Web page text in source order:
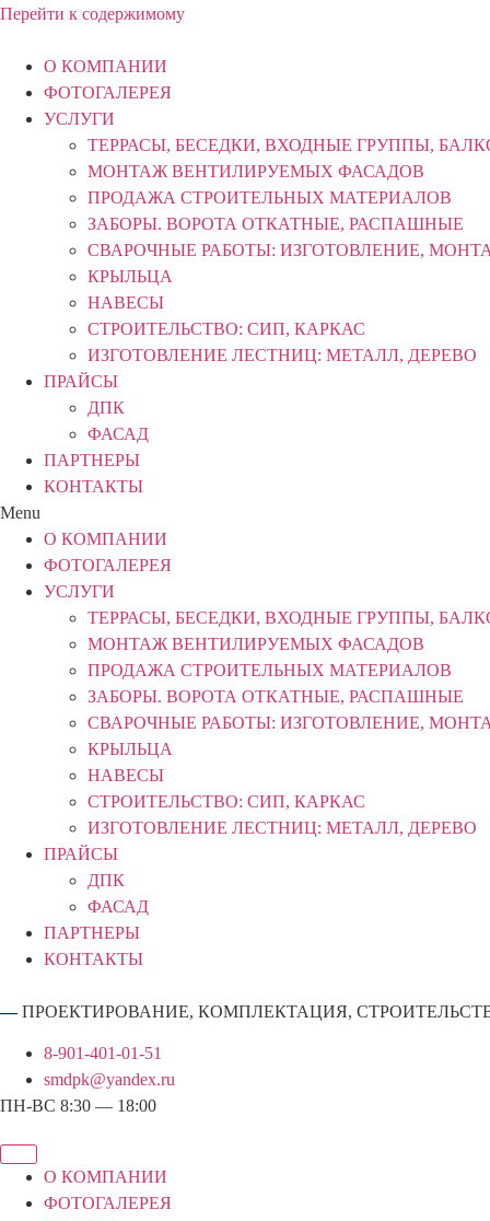
Перейти к содержимому
О КОМПАНИИ
ФОТОГАЛЕРЕЯ
УСЛУГИ
ТЕРРАСЫ, БЕСЕДКИ, ВХОДНЫЕ ГРУППЫ,
МОНТАЖ ВЕНТИЛИРУЕМЫХ ФАСАДОВ
ПРОДАЖА СТРОИТЕЛЬНЫХ МАТЕРИАЛОВ
ЗАБОРЫ. ВОРОТА ОТКАТНЫЕ, РАСПАШНЫЕ
СВАРОЧНЫЕ РАБОТЫ: ИЗГОТОВЛЕНИЕ,
КРЫЛЬЦА
НАВЕСЫ
СТРОИТЕЛЬСТВО: СИП, КАРКАС
ИЗГОТОВЛЕНИЕ ЛЕСТНИЦ: МЕТАЛЛ, ДЕРЕВО
ПРАЙСЫ
ДПК
ФАСАД
ПАРТНЕРЫ
КОНТАКТЫ
Menu
О КОМПАНИИ
ФОТОГАЛЕРЕЯ
УСЛУГИ
ТЕРРАСЫ, БЕСЕДКИ, ВХОДНЫЕ ГРУППЫ,
МОНТАЖ ВЕНТИЛИРУЕМЫХ ФАСАДОВ
ПРОДАЖА СТРОИТЕЛЬНЫХ МАТЕРИАЛОВ
ЗАБОРЫ. ВОРОТА ОТКАТНЫЕ, РАСПАШНЫЕ
СВАРОЧНЫЕ РАБОТЫ: ИЗГОТОВЛЕНИЕ,
КРЫЛЬЦА
НАВЕСЫ
СТРОИТЕЛЬСТВО: СИП, КАРКАС
ИЗГОТОВЛЕНИЕ ЛЕСТНИЦ: МЕТАЛЛ, ДЕРЕВО
ПРАЙСЫ
ДПК
ФАСАД
ПАРТНЕРЫ
КОНТАКТЫ
—ПРОЕКТИРОВАНИЕ, КОМПЛЕКТАЦИЯ,
8-901-401-01-51
smdpk@yandex.ru
ПН-ВС 8:30 — 18:00
О КОМПАНИИ
ФОТОГАЛЕРЕЯ